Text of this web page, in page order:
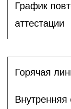
График
аттестации
Горячая
Внутренняя